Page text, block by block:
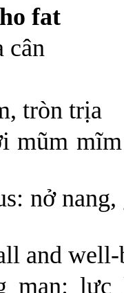
fat
cân
tròn trịa
mũm
nở
and
man: lực